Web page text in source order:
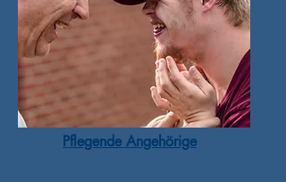
Pflegende Angehörige